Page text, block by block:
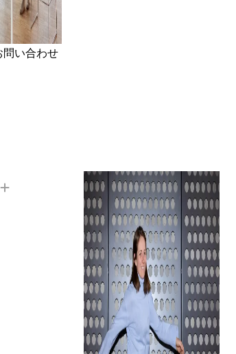
問い合わせ